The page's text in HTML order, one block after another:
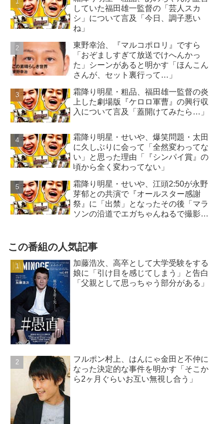
していた福田雄一監督の「芸人スカ
シ」について言及「今日、調子悪い
ね」
東野幸治、『マルコポロリ』ですら
「おぞましすぎて放送でけへんかっ
た」シーンがあると明かす「ほんこん
さんが、セット裏行って…」
霜降り明星・粗品、福田雄一監督の炎
上した劇場版『ケロロ軍曹』の興行収
入について言及「蓋開けてみたら…」
霜降り明星・せいや、爆笑問題・太田
に久しぶりに会って「全然変わってな
い」と思った理由「『シンパイ賞』の
頃から全く変わってない」
霜降り明星・せいや、江頭2:50が永野
芽郁との共演で『オールスター感謝
祭』に「出禁」となったその後「マラ
ソンの沿道でエガちゃんねるで撮影
この番組の人気記事
加藤浩次、高卒として大学受験をする
娘に「引け目を感じてしまう」と告白
「父親として思っちゃう部分がある」
フルポン村上、はんにゃ金田と不仲に
なった決定的な事件を明かす「そこか
ら2ヶ月ぐらいお互い無視し合う」